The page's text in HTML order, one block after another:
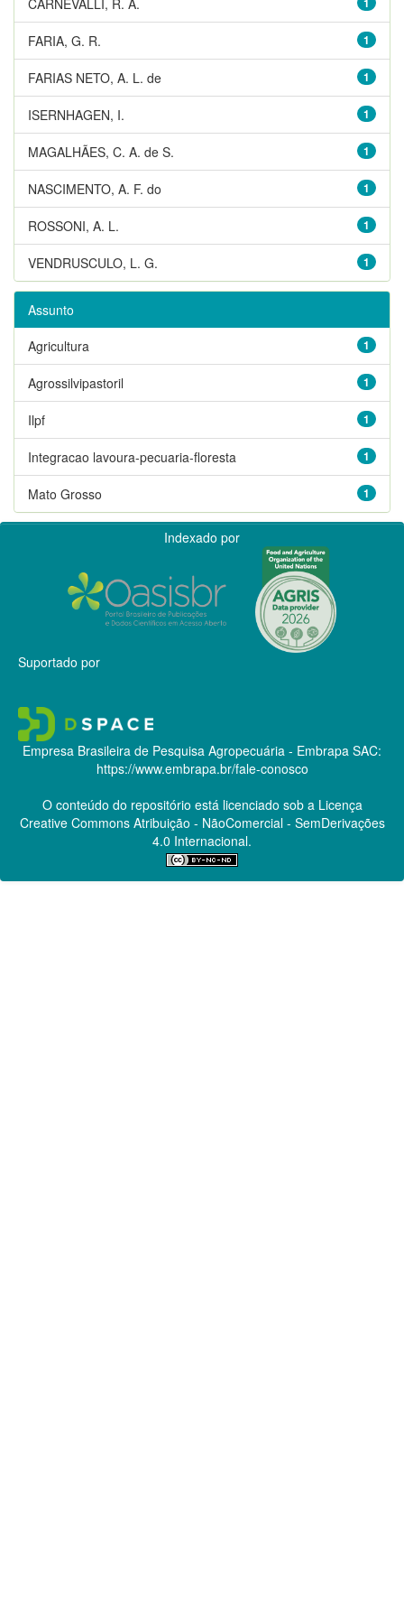
1
FARIA, G. R.
1
FARIAS NETO, A. L. de
1
ISERNHAGEN, I.
1
MAGALHÃES, C. A. de S.
1
NASCIMENTO, A. F. do
1
ROSSONI, A. L.
1
VENDRUSCULO, L. G.
Assunto
1
Agricultura
1
Agrossilvipastoril
1
Ilpf
1
Integracao lavoura-pecuaria-floresta
1
Mato Grosso
Indexado por
Suportado por
Empresa Brasileira de Pesquisa Agropecuária - Embrapa SAC:
https://www.embrapa.br/fale-conosco
O conteúdo do repositório está licenciado sob a Licença
Creative CommonsAtribuição - NãoComercial - SemDerivações
4.0 Internacional.